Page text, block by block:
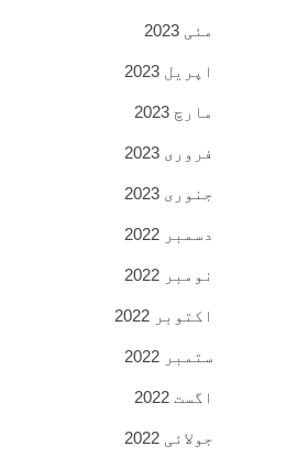
مئی 2023
اپریل 2023
مارچ 2023
فروری 2023
جنوری 2023
دسمبر 2022
نومبر 2022
اکتوبر 2022
ستمبر 2022
اگست 2022
جولائی 2022